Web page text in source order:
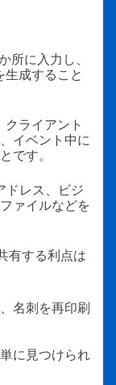
所に入力し、
成すること
ライアント
イベント中に
です。
ドレス、ビジ
ァイルなどを
有する利点は
名刺を再印刷
に見つけられ